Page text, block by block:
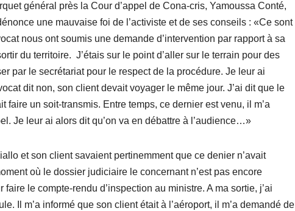
général près la Cour d’appel de Cona-cris, Yamoussa Conté,
une mauvaise foi de l’activiste et de ses conseils : «Ce sont
nous ont soumis une demande d’intervention par rapport à sa
du territoire. J’étais sur le point d’aller sur le terrain pour des
par le secrétariat pour le respect de la procédure. Je leur ai
dit non, son client devait voyager le même jour. J’ai dit que le
un soit-transmis. Entre temps, ce dernier est venu, il m’a
Je leur ai alors dit qu’on va en débattre à l’audience…»
et son client savaient pertinemment que ce denier n’avait
où le dossier judiciaire le concernant n’est pas encore
le compte-rendu d’inspection au ministre. A ma sortie, j’ai
Il m’a informé que son client était à l’aéroport, il m’a demandé de